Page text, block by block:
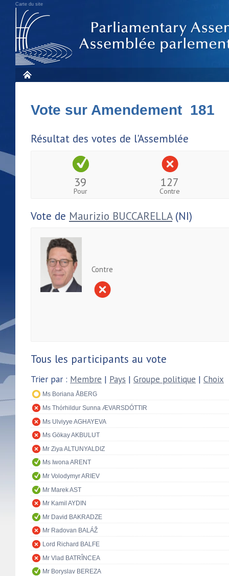
Carte du site
Vote sur Amendement 181
Résultat des votes de l'Assemblée
39
Pour
127
Contre
Vote de Maurizio BUCCARELLA(NI)
Contre
Tous les participants au vote
Trier par : Membre | Pays | Groupe politique | Choix
Ms Boriana ÅBERG
Ms Thórhildur Sunna ÆVARSDÓTTIR
Ms Ulviyye AGHAYEVA
Ms Gökay AKBULUT
Mr Ziya ALTUNYALDIZ
Ms Iwona ARENT
Mr Volodymyr ARIEV
Mr Marek AST
Mr Kamil AYDIN
Mr David BAKRADZE
Mr Radovan BALÁŽ
Lord Richard BALFE
Mr Vlad BATRÎNCEA
Mr Boryslav BEREZA